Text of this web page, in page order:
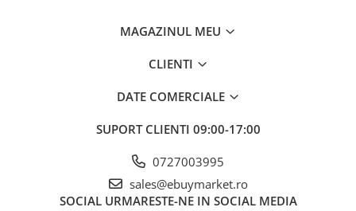
MAGAZINUL MEU
CLIENTI
DATE COMERCIALE
SUPORT CLIENTI 09:00-17:00
0727003995
sales@ebuymarket.ro
SOCIAL URMARESTE-NE IN SOCIAL MEDIA